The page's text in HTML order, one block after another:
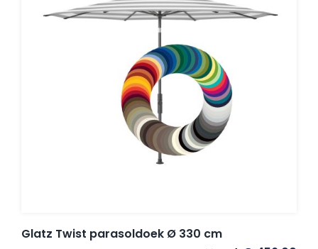
Glatz Twist parasoldoek Ø 330 cm